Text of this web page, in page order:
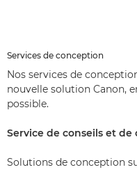
Services de conception
Nos services de
nouvelle solution Canon,
possible.
Service de conseils et
Solutions de conception